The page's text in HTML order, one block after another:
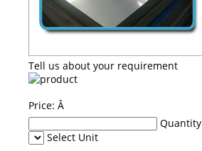
Tell us about your requirement
Price: Â
Quantity
Select Unit